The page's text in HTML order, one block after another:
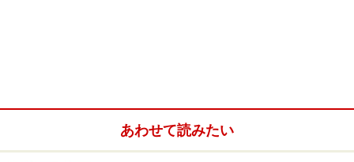
原因になりかねません。
あわせて読みたい